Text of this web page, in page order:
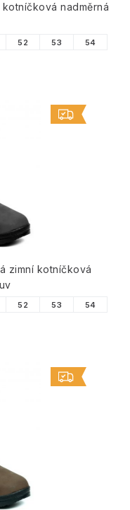
nadměrná
52 53 54
zimní kotníčková
52 53 54